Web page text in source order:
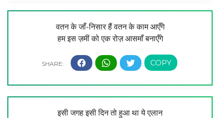
वतन के जाँ-निसार हैं वतन के काम आएँगे
हम इस ज़मीं को एक रोज़ आसमाँ बनाएँगे
इसी जगह इसी दिन तो हुआ था ये एलान